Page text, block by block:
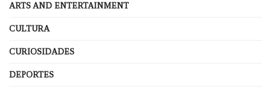
ARTS AND ENTERTAINMENT
CULTURA
CURIOSIDADES
DEPORTES